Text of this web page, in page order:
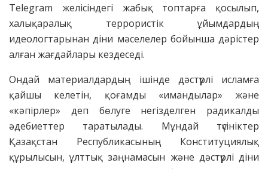
Telegram желісіндегі жабық топтарға қосылып,
халықаралық террористік ұйымдардың
идеологтарынан діни мәселелер бойынша дәрістер
алған жағдайлары кездеседі.
Ондай материалдардың ішінде дәстүрлі исламға
қайшы келетін, қоғамды «имандылар» және
«кәпірлер» деп бөлуге негізделген радикалды
әдебиеттер таратылады. Мұндай түсініктер
Қазақстан Республикасының Конституциялық
құрылысын, ұлттық заңнамасын және дәстүрлі діни